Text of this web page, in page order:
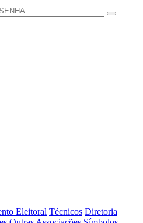
Eleitoral Técnicos Diretoria